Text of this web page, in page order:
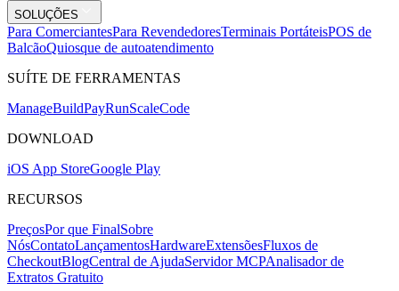
SOLUÇÕES
Para ComerciantesPara RevendedoresTerminais PortáteisPOS de
BalcãoQuiosque de autoatendimento
SUÍTE DE FERRAMENTAS
ManageBuildPayRunScaleCode
DOWNLOAD
iOS App StoreGoogle Play
RECURSOS
PreçosPor que FinalSobre
NósContatoLançamentosHardwareExtensõesFluxos de
CheckoutBlogCentral de AjudaServidor MCPAnalisador de
Extratos Gratuito